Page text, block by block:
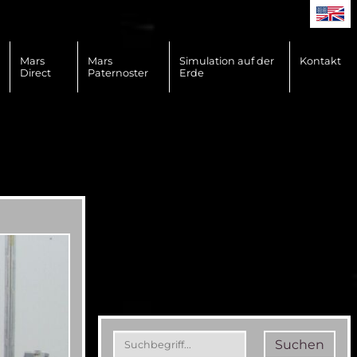
Mars
Direct
Mars
Paternoster
Simulation auf der
Erde
Kontakt
Suchen